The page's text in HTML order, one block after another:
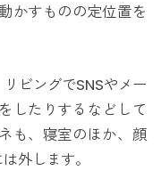
かすものの定位置を
ビングでSNSやメー
したりするなどして
も、寝室のほか、顔
外します。